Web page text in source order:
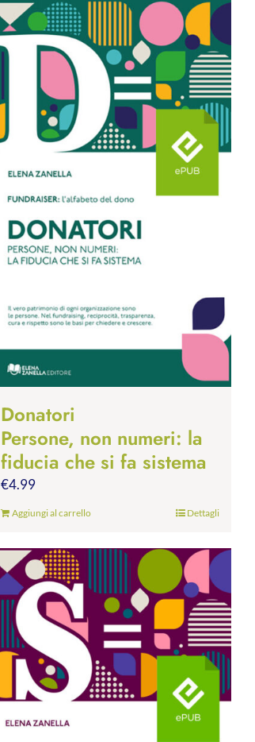
Donatori
Persone, non numeri: la
fiducia che si fa sistema
€4.99
Aggiungi al carrello Dettagli